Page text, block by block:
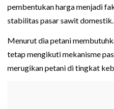
pembentukan harga menjadi
stabilitas pasar sawit domestik.
Menurut dia petani
tetap mengikuti mekanisme
merugikan petani di tingkat